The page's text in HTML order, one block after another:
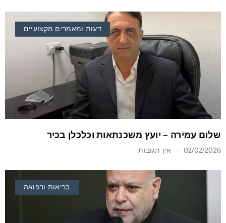
דעות ומאמרים מקצועיים
שלום עמירה – יועץ משכנתאות וכלכלן בכיר
02/02/2026 אין תגובות
בריאות ורפואה